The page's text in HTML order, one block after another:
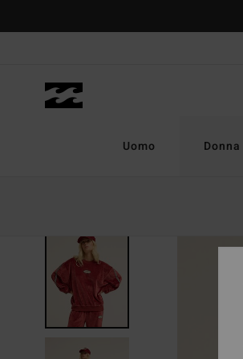
prodotto
Uomo Donna